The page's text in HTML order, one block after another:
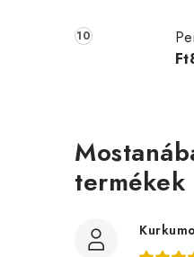
termékek